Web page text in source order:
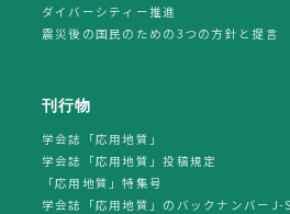
ダイバーシティー推進
震災後の国民のための3つの方針と提言
刊行物
学会誌「応用地質」
学会誌「応用地質」投稿規定
「応用地質」特集号
学会誌「応用地質」のバックナンバーJ-